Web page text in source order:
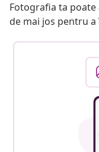
Fotografia ta poate
de mai jos pentru a